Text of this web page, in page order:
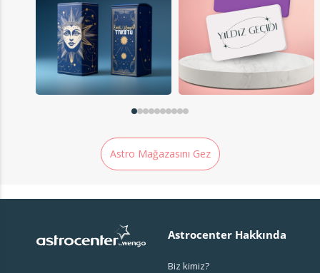
Astro Mağazasını Gez
Astrocenter Hakkında
Biz kimiz?